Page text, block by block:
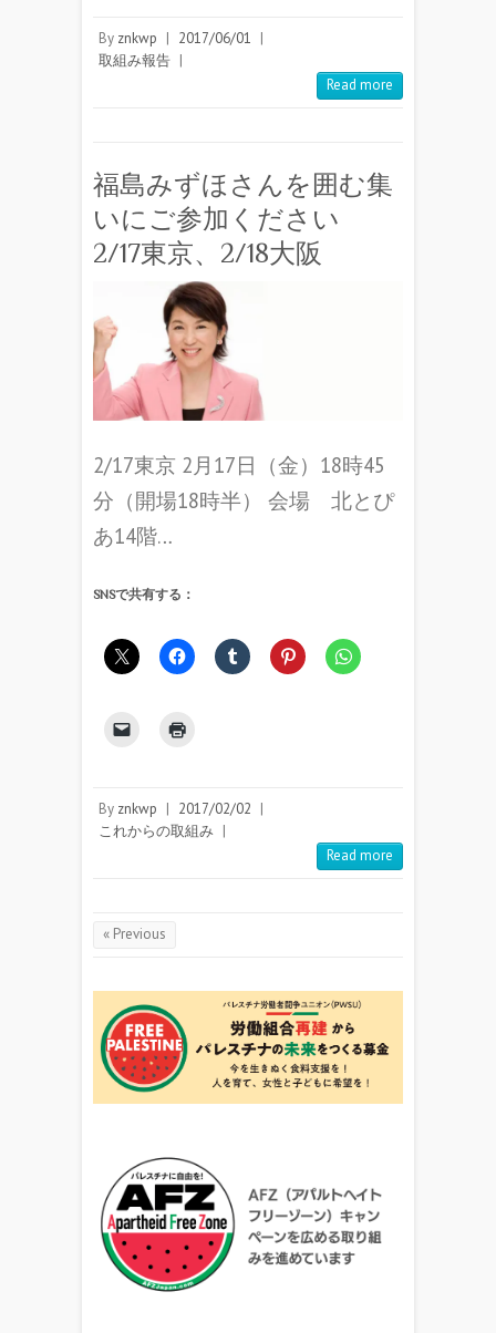
By znkwp | 2017/06/01 |
取組み報告 |
Read more
福島みずほさんを囲む集
いにご参加ください
2/17東京、2/18大阪
2/17東京 2月17日（金）18時45
分（開場18時半） 会場 北とぴ
あ14階…
SNSで共有する：
By znkwp | 2017/02/02 |
これからの取組み |
Read more
« Previous